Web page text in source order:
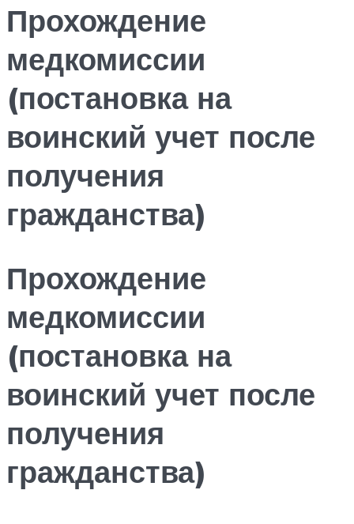
Прохождение
медкомиссии
(постановка на
воинский учет после
получения
гражданства)
Прохождение
медкомиссии
(постановка на
воинский учет после
получения
гражданства)